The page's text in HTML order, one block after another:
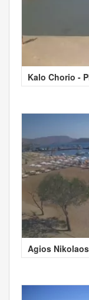
Kalo Chorio -
Agios